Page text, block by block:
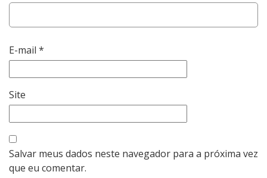
E-mail *
Site
Salvar meus dados neste navegador para a próxima vez
que eu comentar.